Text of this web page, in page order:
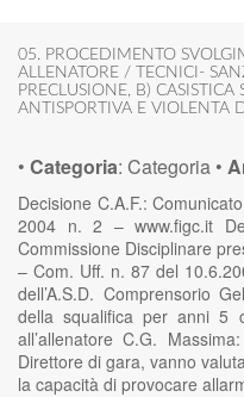
05. PROCEDIMENTO
ALLENATORE / TECNICI-
PRECLUSIONE, B) CASISTICA
ANTISPORTIVA E VIOLENTA
• Categoria: Categoria •
Decisione C.A.F.:
2004 n. 2 – www.figc.it
Commissione Disciplinare
– Com. Uff. n. 87 del
dell’A.S.D. Comprensorio
della squalifica per anni 5
all’allenatore C.G.
Direttore di gara, vanno
la capacità di provocare